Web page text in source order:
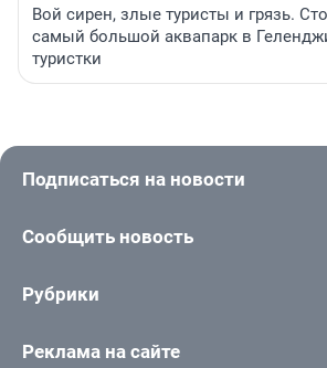
Вой сирен, злые туристы и грязь.
самый большой аквапарк в
туристки
Подписаться на новости
Сообщить новость
Рубрики
Реклама на сайте